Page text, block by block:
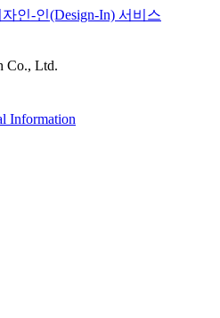
인-인(Design-In) 서비스
Co., Ltd.
Information